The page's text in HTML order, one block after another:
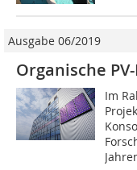
Ausgabe 06/2019
Organische
Im